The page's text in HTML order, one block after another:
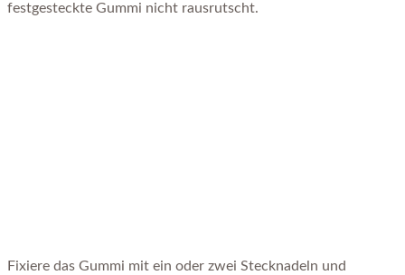
festgesteckte Gummi nicht rausrutscht.
Fixiere das Gummi mit ein oder zwei Stecknadeln und